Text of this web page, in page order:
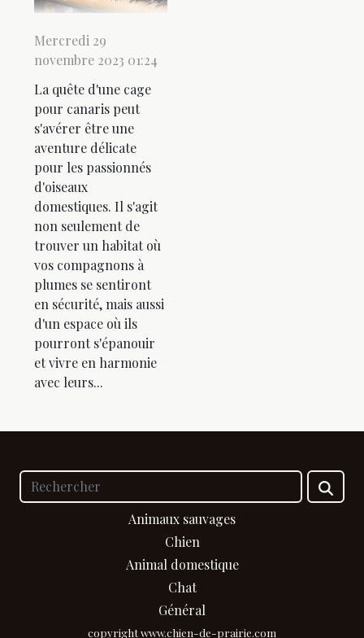
Mercredi 29
novembre 2023 01:24
La quête d'une cage
pour canaris peut
s'avérer être une
aventure délicate
pour les passionnés
d'oiseaux
domestiques. Il s'agit
non seulement de
trouver un habitat où
vos compagnons à
plumes se sentiront
en sécurité, mais aussi
d'un espace où ils
pourront s'épanouir
et vivre en harmonie
avec leurs...
Animaux sauvages
Chien
Animal domestique
Chat
Général
copyright www.chien-de-prairie.com